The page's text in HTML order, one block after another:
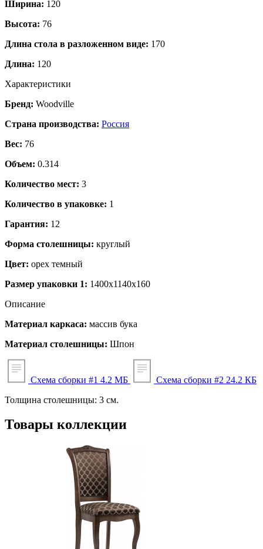
Ширина: 120
Высота: 76
Длина стола в разложенном виде: 170
Длина: 120
Характеристики
Бренд: Woodville
Страна производства: Россия
Вес: 76
Объем: 0.314
Количество мест: 3
Количество в упаковке: 1
Гарантия: 12
Форма столешницы: круглый
Цвет: орех темный
Размер упаковки 1: 1400x1140x160
Описание
Материал каркаса: массив бука
Материал столешницы: Шпон
Схема сборки #1 4.2 МБ Схема сборки #2 24.2 КБ
Толщина столешницы: 3 см.
Товары коллекции